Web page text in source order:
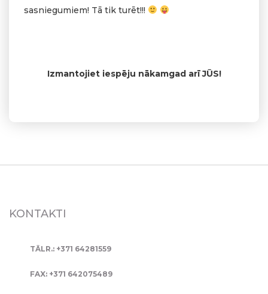
sasniegumiem! Tā tik turēt!!!
Izmantojiet iespēju nākamgad arī JŪS!
KONTAKTI
TĀLR.: +371 64281559
FAX: +371 642075489